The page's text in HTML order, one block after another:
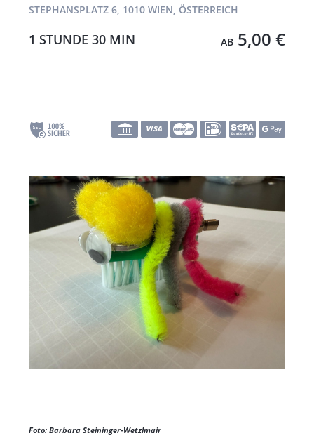
STEPHANSPLATZ 6, 1010 WIEN, ÖSTERREICH
AB 5,00 €
1 STUNDE 30 MIN
Foto: Barbara Steininger-Wetzlmair